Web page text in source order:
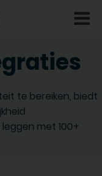
te bereiken, biedt
met 100+